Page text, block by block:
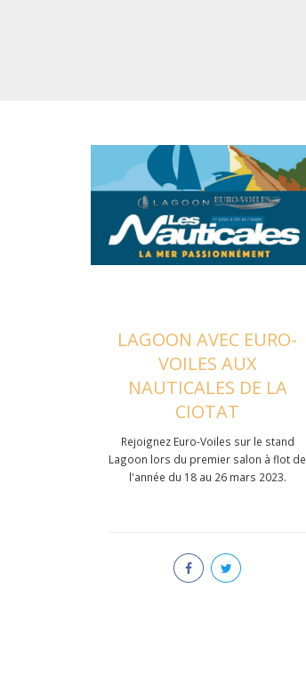
LAGOON AVEC EURO-
VOILES AUX
NAUTICALES DE LA
CIOTAT
Rejoignez Euro-Voiles sur le stand
Lagoon lors du premier salon à flot de
l'année du 18 au 26 mars 2023.